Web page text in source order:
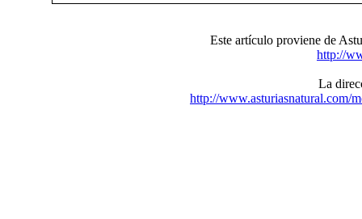
Este artículo proviene de
http://
La
http://www.asturiasnatural.com/